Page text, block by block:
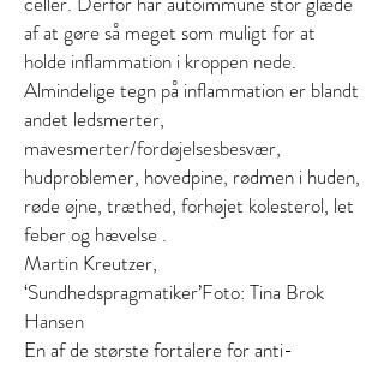
af at gøre så meget som muligt for at
holde inflammation i kroppen nede.
Almindelige tegn på inflammation er blandt
andet ledsmerter,
mavesmerter/fordøjelsesbesvær,
hudproblemer, hovedpine, rødmen i huden,
røde øjne, træthed, forhøjet kolesterol, let
feber og hævelse .
Martin Kreutzer,
‘Sundhedspragmatiker’Foto: Tina Brok
Hansen
En af de største fortalere for anti-